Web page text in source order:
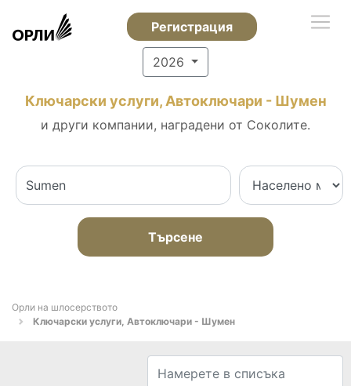
Регистрация
2026
Ключарски услуги, Автоключари - Шумен
и други компании, наградени от Соколите.
Търсене
Орли на шлосерството
Ключарски услуги, Автоключари - Шумен